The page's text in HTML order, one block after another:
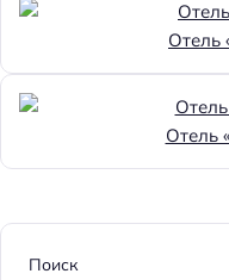
Отель
Отель
Поиск